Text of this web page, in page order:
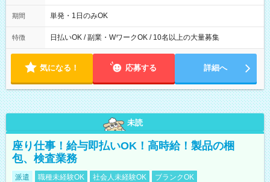
00～20：00
期間 単発・1日のみOK
特徴 日払いOK / 副業・WワークOK / 10名以上の大量募集
気になる！ 応募する 詳細へ
未読
座り仕事！給与即払いOK！高時給！製品の梱
包、検査業務
派遣 職種未経験OK 社会人未経験OK
ブランクOK